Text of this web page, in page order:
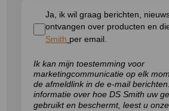
Ja, ik wil graag berichten,
ontvangen over producten en
Smith per email.
Ik kan mijn toestemming voor
marketingcommunicatie op elk
de afmeldlink in de e-mail
informatie over hoe DS Smith uw
gebruikt en beschermt, leest u onze